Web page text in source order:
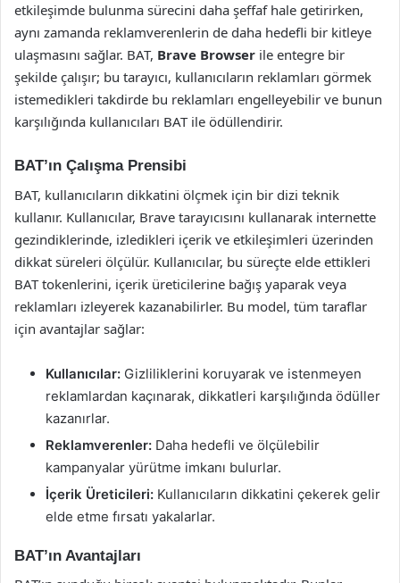
etkileşimde bulunma sürecini daha şeffaf hale getirirken,
aynı zamanda reklamverenlerin de daha hedefli bir kitleye
ulaşmasını sağlar. BAT, Brave Browser ile entegre bir
şekilde çalışır; bu tarayıcı, kullanıcıların reklamları görmek
istemedikleri takdirde bu reklamları engelleyebilir ve bunun
karşılığında kullanıcıları BAT ile ödüllendirir.
BAT’ın Çalışma Prensibi
BAT, kullanıcıların dikkatini ölçmek için bir dizi teknik
kullanır. Kullanıcılar, Brave tarayıcısını kullanarak internette
gezindiklerinde, izledikleri içerik ve etkileşimleri üzerinden
dikkat süreleri ölçülür. Kullanıcılar, bu süreçte elde ettikleri
BAT tokenlerini, içerik üreticilerine bağış yaparak veya
reklamları izleyerek kazanabilirler. Bu model, tüm taraflar
için avantajlar sağlar:
Kullanıcılar: Gizliliklerini koruyarak ve istenmeyen
reklamlardan kaçınarak, dikkatleri karşılığında ödüller
kazanırlar.
Reklamverenler: Daha hedefli ve ölçülebilir
kampanyalar yürütme imkanı bulurlar.
İçerik Üreticileri: Kullanıcıların dikkatini çekerek gelir
elde etme fırsatı yakalarlar.
BAT’ın Avantajları